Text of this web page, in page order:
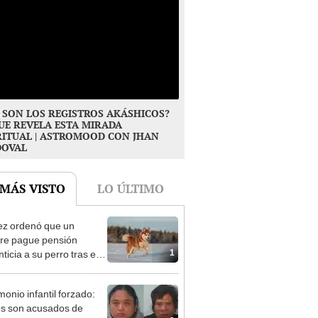
SON LOS REGISTROS AKÁSHICOS?
REVELA ESTA MIRADA
| ASTROMOOD CON JHAN
VISTO LO ÚLTIMO
1
ordenó que un
pague pensión
a su perro tras el
infantil forzado:
son acusados de